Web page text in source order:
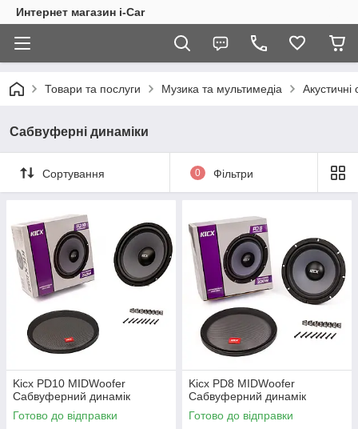
Интернет магазин i-Car
Товари та послуги Музика та мультимедіа Акустичні
Сабвуферні динаміки
Сортування 0 Фільтри
Kicx PD10 MIDWoofer
Сабвуферний динамік
Готово до відправки
Kicx PD8 MIDWoofer
Сабвуферний динамік
Готово до відправки